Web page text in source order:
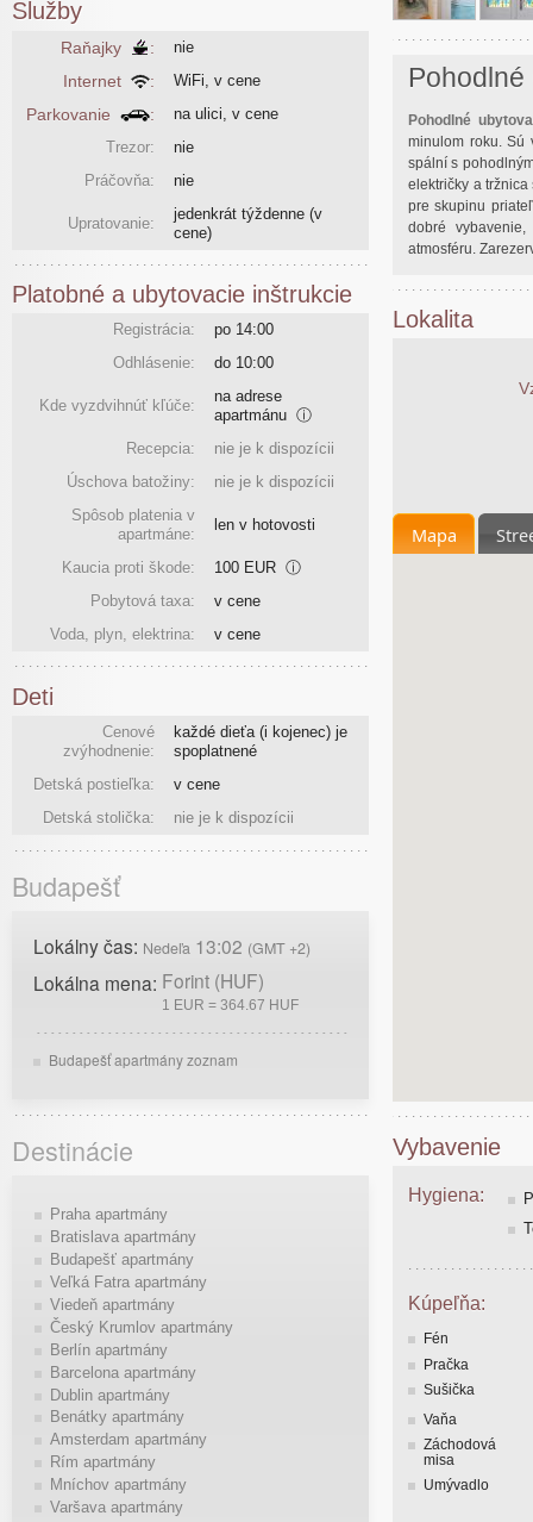
Pohodlné
minulom roku. Sú
spální s
električky a
pre skupinu
dobré
atmosféru.
Lokalita
Mapa
Vybavenie
Hygiena:
Kúpeľňa:
Fén
Pračka
Sušička
Vaňa
Záchodová
misa
Umývadlo
Služby
Raňajky : nie
Internet : WiFi, v cene
Parkovanie :
na ulici, v cene
Trezor:
nie
Práčovňa:
nie
Upratovanie:
jedenkrát týždenne (v
cene)
Platobné a ubytovacie inštrukcie
Registrácia:
po 14:00
Odhlásenie:
do 10:00
Kde vyzdvihnúť kľúče:
na adrese
apartmánu ⓘ
Recepcia:
nie je k dispozícii
Úschova batožiny:
nie je k dispozícii
Spôsob platenia v
apartmáne:
len v hotovosti
Kaucia proti škode: 100 EUR ⓘ
Pobytová taxa:
v cene
Voda, plyn, elektrina:
v cene
Deti
Cenové
zvýhodnenie:
každé dieťa (i kojenec) je
spoplatnené
Detská postieľka:
v cene
Detská stolička:
nie je k dispozícii
Budapešť
Lokálny čas: Nedeľa 13:02 (GMT +2)
Lokálna mena: Forint (HUF)
1 EUR = 364.67 HUF
Budapešť apartmány zoznam
Destinácie
Praha apartmány
Bratislava apartmány
Budapešť apartmány
Veľká Fatra apartmány
Viedeň apartmány
Český Krumlov apartmány
Berlín apartmány
Barcelona apartmány
Dublin apartmány
Benátky apartmány
Amsterdam apartmány
Rím apartmány
Mníchov apartmány
Varšava apartmány